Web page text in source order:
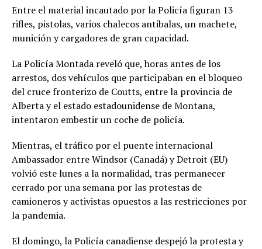
Entre el material incautado por la Policía figuran 13
rifles, pistolas, varios chalecos antibalas, un machete,
munición y cargadores de gran capacidad.
La Policía Montada reveló que, horas antes de los
arrestos, dos vehículos que participaban en el bloqueo
del cruce fronterizo de Coutts, entre la provincia de
Alberta y el estado estadounidense de Montana,
intentaron embestir un coche de policía.
Mientras, el tráfico por el puente internacional
Ambassador entre Windsor (Canadá) y Detroit (EU)
volvió este lunes a la normalidad, tras permanecer
cerrado por una semana por las protestas de
camioneros y activistas opuestos a las restricciones por
la pandemia.
El domingo, la Policía canadiense despejó la protesta y